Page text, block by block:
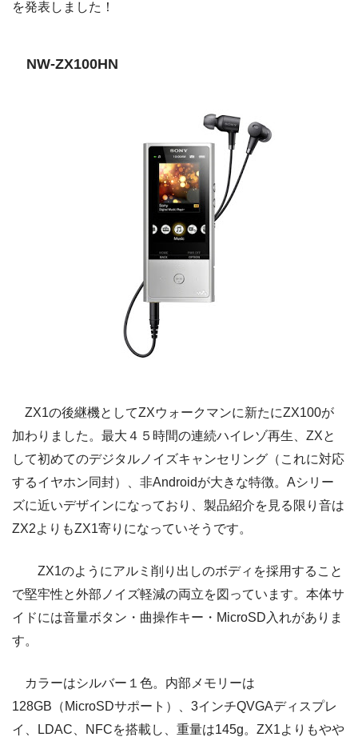
を発表しました！
NW-ZX100HN
ZX1の後継機としてZXウォークマンに新たにZX100が
加わりました。最大４５時間の連続ハイレゾ再生、ZXと
して初めてのデジタルノイズキャンセリング（これに対応
するイヤホン同封）、非Androidが大きな特徴。Aシリー
ズに近いデザインになっており、製品紹介を見る限り音は
ZX2よりもZX1寄りになっていそうです。
ZX1のようにアルミ削り出しのボディを採用すること
で堅牢性と外部ノイズ軽減の両立を図っています。本体サ
イドには音量ボタン・曲操作キー・MicroSD入れがありま
す。
カラーはシルバー１色。内部メモリーは
128GB（MicroSDサポート）、3インチQVGAディスプレ
イ、LDAC、NFCを搭載し、重量は145g。ZX1よりもやや